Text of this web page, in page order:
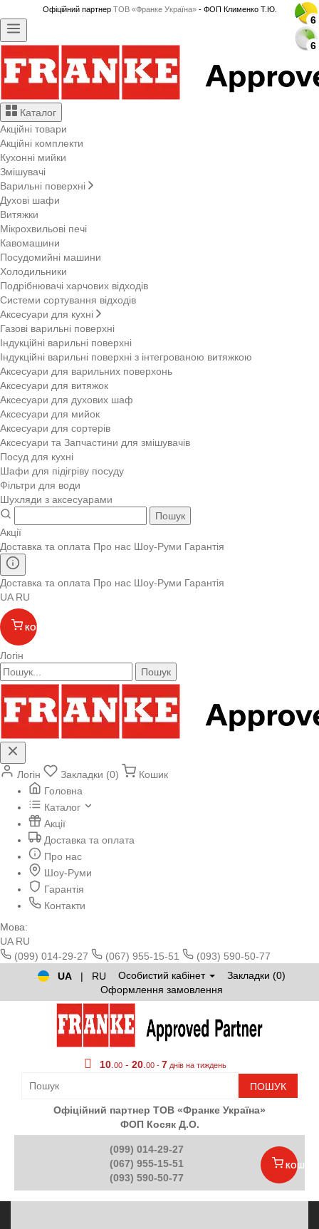
Офіційний партнер ТОВ «Франке Україна»- ФОП Клименко Т.Ю.
Каталог
Акційні товари
Акційні комплекти
Кухонні мийки
Змішувачі
Варильні поверхні
Духові шафи
Витяжки
Мікрохвильові печі
Кавомашини
Посудомийні машини
Холодильники
Подрібнювачі харчових відходів
Системи сортування відходів
Аксесуари для кухні
Газові варильні поверхні
Індукційні варильні поверхні
Індукційні варильні поверхні з інтегрованою витяжкою
Аксесуари для варильних поверхонь
Аксесуари для витяжок
Аксесуари для духових шаф
Аксесуари для мийок
Аксесуари для сортерів
Аксесуари та Запчастини для змішувачів
Посуд для кухні
Шафи для підігріву посуду
Фільтри для води
Шухляди з аксесуарами
Пошук
Акції
Доставка та оплата Про нас Шоу-Руми Гарантія
Доставка та оплата Про нас Шоу-Руми Гарантія
UA RU
КОШИК
Логін
Пошук
Логін Закладки (0)
Кошик
Головна
Каталог
Акції
Доставка та оплата
Про нас
Шоу-Руми
Гарантія
Контакти
Мова:
UA RU
(099) 014-29-27
(067) 955-15-51
(093) 590-50-77
UA
| RU Особистий кабінет
Закладки (0)
Оформлення замовлення
10 00 - 20 00 - 7 днів на тиждень
ПОШУК
Офіційний партнер ТОВ «Франке Україна»
ФОП Косяк Д.О.
(099) 014-29-27
(067) 955-15-51
(093) 590-50-77
КОШИК
6
6
6
6
6
6
6
6
6
6
6
6
6
6
6
6
6
6
6
6
6
6
6
6
6
6
6
6